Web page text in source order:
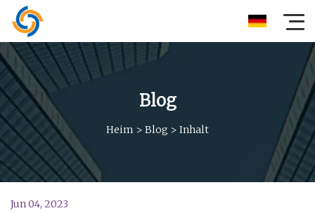
Blog
Heim > Blog > Inhalt
Jun 04, 2023